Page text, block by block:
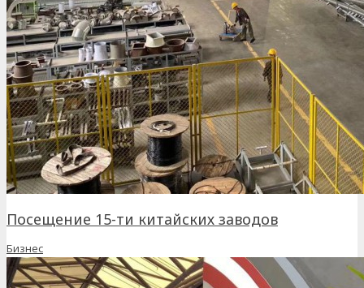
Посещение 15-ти китайских заводов
Бизнес